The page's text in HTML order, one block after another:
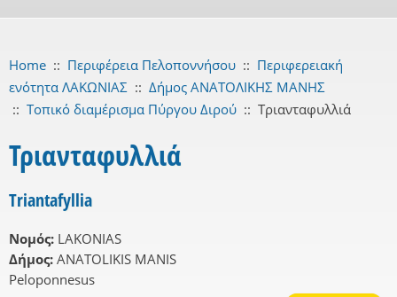
Home :: Περιφέρεια Πελοποννήσου :: Περιφερειακή
ενότητα ΛΑΚΩΝΙΑΣ :: Δήμος ΑΝΑΤΟΛΙΚΗΣ ΜΑΝΗΣ
:: Τοπικό διαμέρισμα Πύργου Διρού :: Τριανταφυλλιά
Τριανταφυλλιά
Triantafyllia
Νομός: LAKONIAS
Δήμος: ANATOLIKIS MANIS
Peloponnesus